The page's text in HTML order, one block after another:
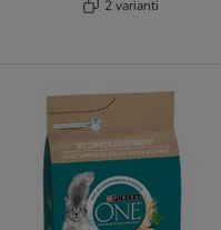
2 varianti